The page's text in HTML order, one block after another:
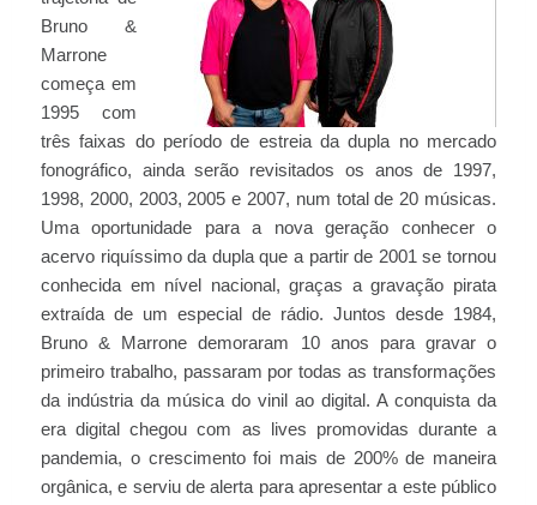
Bruno &
Marrone
começa em
1995 com
três faixas do período de estreia da dupla no mercado
fonográfico, ainda serão revisitados os anos de 1997,
1998, 2000, 2003, 2005 e 2007, num total de 20 músicas.
Uma oportunidade para a nova geração conhecer o
acervo riquíssimo da dupla que a partir de 2001 se tornou
conhecida em nível nacional, graças a gravação pirata
extraída de um especial de rádio. Juntos desde 1984,
Bruno & Marrone demoraram 10 anos para gravar o
primeiro trabalho, passaram por todas as transformações
da indústria da música do vinil ao digital. A conquista da
era digital chegou com as lives promovidas durante a
pandemia, o crescimento foi mais de 200% de maneira
orgânica, e serviu de alerta para apresentar a este público